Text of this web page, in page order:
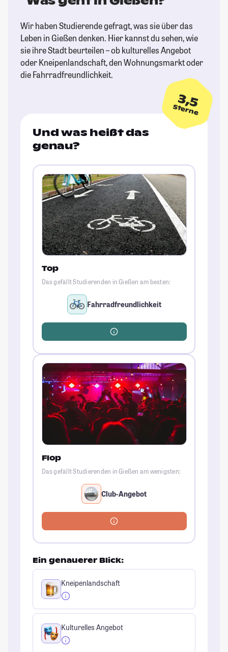
Wir haben Studierende gefragt, was sie über das
Leben in Gießen denken. Hier kannst du sehen, wie
sie ihre Stadt beurteilen – ob kulturelles Angebot
oder Kneipenlandschaft, den Wohnungsmarkt oder
die Fahrradfreundlichkeit.
3,5
Sterne
Und was heißt das
genau?
Top
Das gefällt Studierenden in Gießen am besten:
Fahrradfreundlichkeit
Flop
Das gefällt Studierenden in Gießen am wenigsten:
Club-Angebot
Ein genauerer Blick:
Kneipenlandschaft
Kulturelles Angebot